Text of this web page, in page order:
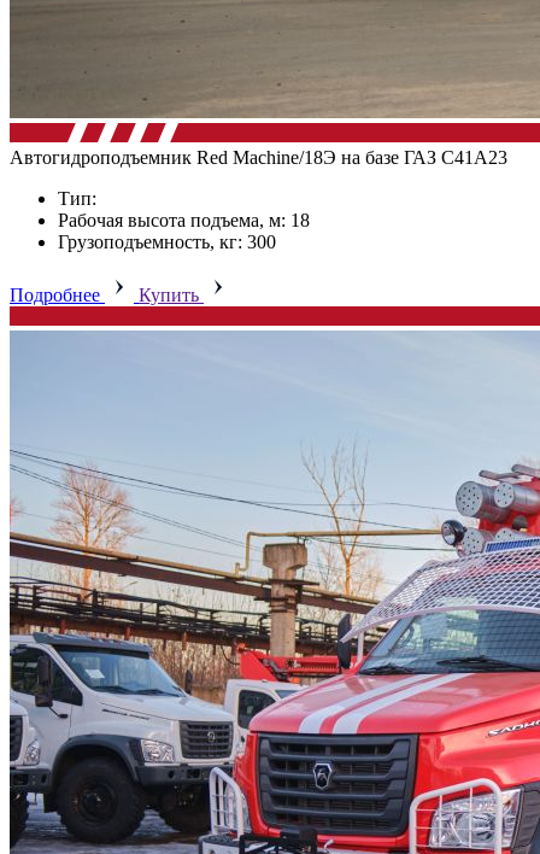
Автогидроподъемник Red Machine/18Э на базе ГАЗ C41А23
Тип:
Рабочая высота подъема, м: 18
Грузоподъемность, кг: 300
Подробнее Купить